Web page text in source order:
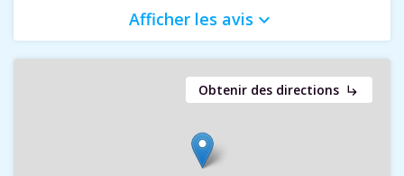
Afficher les avis keyboard_arrow_down
Obtenir des directions subdirectory_arrow_right